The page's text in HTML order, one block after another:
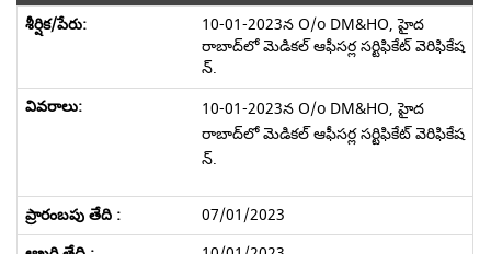
10-01-2023న O/o DM&HO, హైద
రాబాద్‌లో మెడికల్ ఆఫీసర్ల సర్టిఫికేట్ వెరిఫికేష
న్.
10-01-2023న O/o DM&HO, హైద
రాబాద్‌లో మెడికల్ ఆఫీసర్ల సర్టిఫికేట్ వెరిఫికేష
న్.
07/01/2023